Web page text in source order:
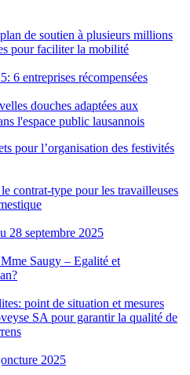
de soutien à plusieurs millions
pour faciliter la mobilité
6 entreprises récompensées
douches adaptées aux
pour l’organisation des festivités
contrat-type pour les travailleuses
28 septembre 2025
Saugy – Egalité et
point de situation et mesures
SA pour garantir la qualité de
2025
l'espace public lausannois